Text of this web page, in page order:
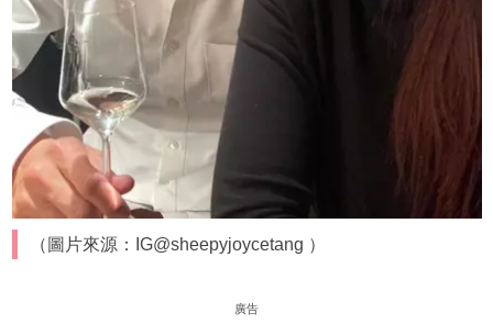
（圖片來源：IG@sheepyjoycetang ）
廣告